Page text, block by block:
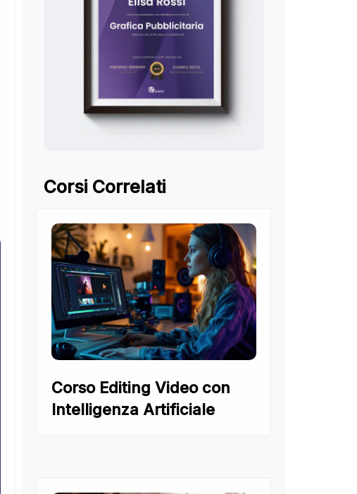
Corsi Correlati
Corso Editing Video con
Intelligenza Artificiale